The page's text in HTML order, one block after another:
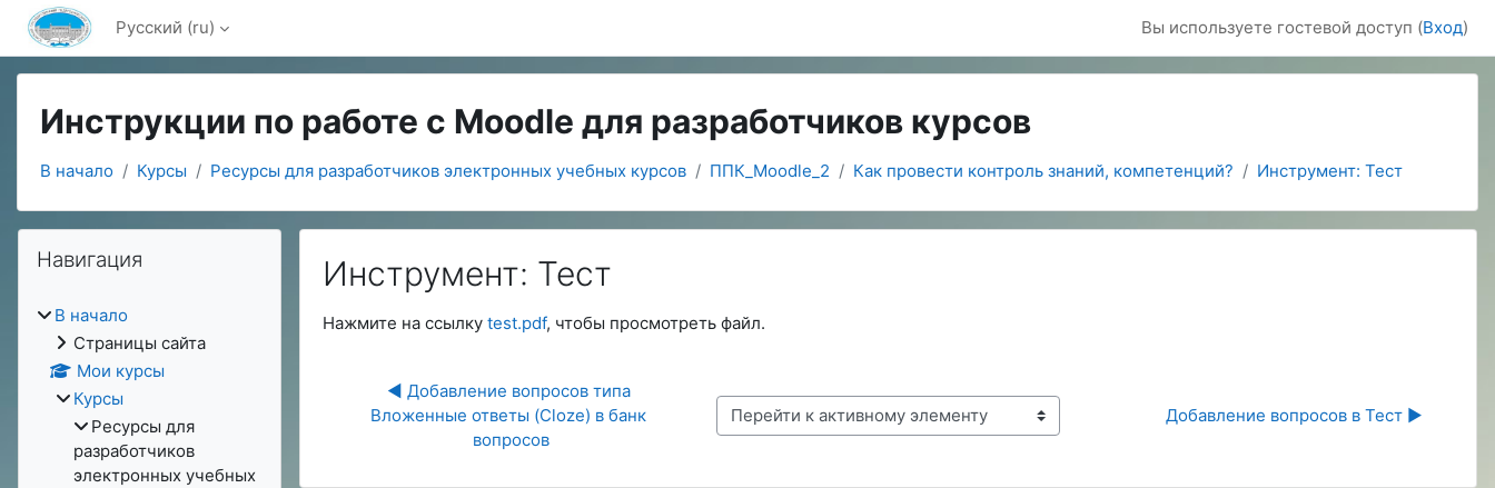
Перейти к основному содержанию
Русский ‎(ru)‎ Вы используете гостевой доступ (Вход)
Инструкции по работе с Moodle для разработчиков курсов
В начало Курсы Ресурсы для разработчиков электронных учебных курсов ППК_Moodle_2 Как провести контроль знаний, компетенций? Инструмент: Тест
Инструмент: Тест
Требуемые условия завершения
Нажмите на ссылку test.pdf, чтобы просмотреть файл.
◀︎ Добавление вопросов типа
Вложенные ответы (Cloze) в банк
вопросов
Перейти к активному элементу Добавление вопросов в Тест ▶︎
Блоки
Пропустить Навигация
Навигация
В начало
Страницы сайта
Мои курсы
Курсы
Ресурсы для
разработчиков
электронных учебных